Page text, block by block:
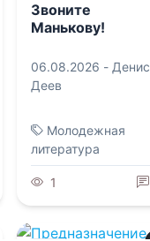
Звоните
Манькову!
06.08.2026 - Денис
Деев
Молодежная
литература
1